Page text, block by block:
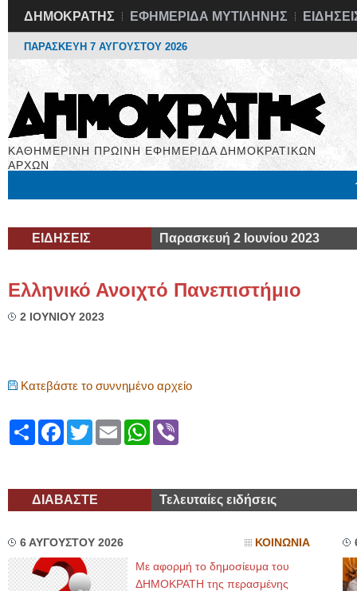
ΔΗΜΟΚΡΑΤΗΣ ΕΦΗΜΕΡΙΔΑ ΜΥΤΙΛΗΝΗΣ
ΠΑΡΑΣΚΕΥΗ 7 ΑΥΓΟΥΣΤΟΥ 2026
ΚΑΘΗΜΕΡΙΝΗ ΠΡΩΙΝΗ ΕΦΗΜΕΡΙΔΑ ΔΗΜΟΚΡΑΤΙΚΩΝ
ΑΡΧΩΝ
ΕΙΔΗΣΕΙΣ Παρασκευή 2 Ιουνίου 2023
Ελληνικό Ανοιχτό Πανεπιστήμιο
2 ΙΟΥΝΙΟΥ 2023
Κατεβάστε το συννημένο αρχείο
ShareFacebook
TwitterEmailWhatsApp
ΔΙΑΒΑΣΤΕ Τελευταίες ειδήσεις
6 ΑΥΓΟΥΣΤΟΥ 2026 ΚΟΙΝΩΝΙΑ
Με αφορμή το δημοσίευμα του
ΔΗΜΟΚΡΑΤΗ της περασμένης